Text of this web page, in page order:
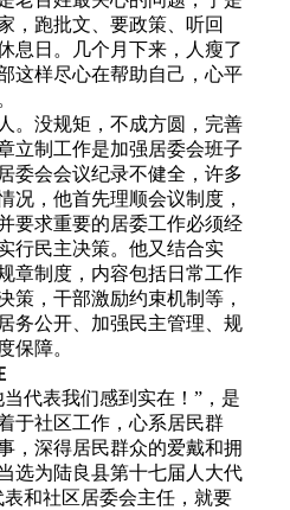
，跑批文、要政策、听回
息日。几个月下来，人瘦了
这样尽心在帮助自己，心平
。没规矩，不成方圆，完善
立制工作是加强居委会班子
委会会议纪录不健全，许多
况，他首先理顺会议制度，
要求重要的居委工作必须经
行民主决策。他又结合实
章制度，内容包括日常工作
策，干部激励约束机制等，
务公开、加强民主管理、规
保障。
代表我们感到实在！”，是
于社区工作，心系居民群
，深得居民群众的爱戴和拥
选为陆良县第十七届人大代
和社区居委会主任，就要